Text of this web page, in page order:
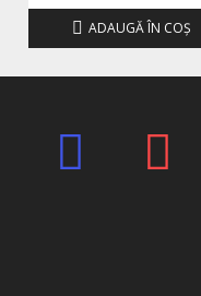
ADAUGĂ ÎN COŞ